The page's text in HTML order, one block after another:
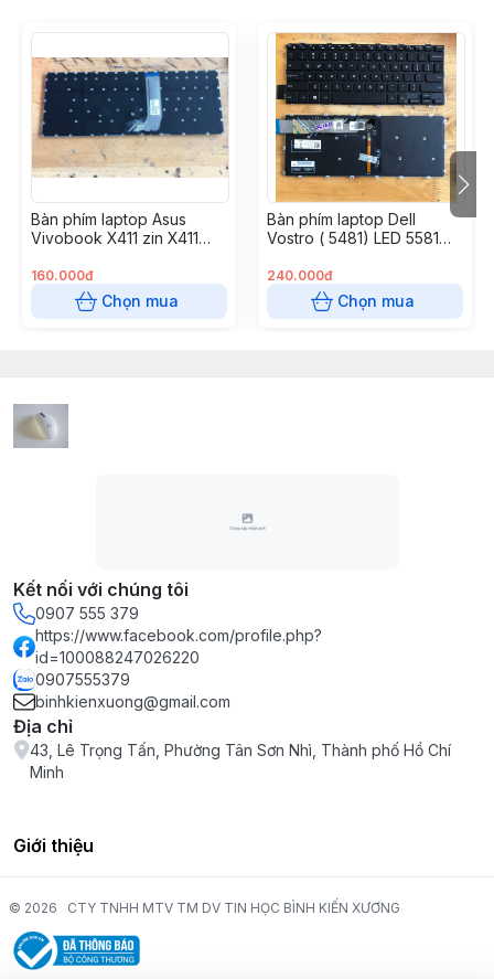
Bàn phím laptop Asus
Vivobook X411 zin X411
S410 S410U S410UA X410
X410U, S4000 S4100
S4200 – X411
160.000đ
Chọn mua
Bàn phím laptop Dell
Vostro ( 5481) LED 5581
5480 (5481) 5482 5485
5488 5491 5580 5581 5591
7386 7586, Latitude 3400
240.000đ
Chọn mua
Kết nối với chúng tôi
0907 555 379
https://www.facebook.com/profile.php?
id=100088247026220
0907555379
binhkienxuong@gmail.com
Địa chỉ
43, Lê Trọng Tấn, Phường Tân Sơn Nhì, Thành phố Hồ Chí
Minh
Giới thiệu
© 2026 CTY TNHH MTV TM DV TIN HỌC BÌNH KIẾN XƯƠNG